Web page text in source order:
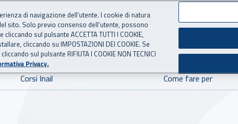
per l'Assicurazione
Corsi Inail Come fare per
di navigazione dell’utente. I cookie di natura
sito. Solo previo consenso dell’utente, possono
sul pulsante ACCETTA TUTTI I COOKIE,
cliccando su IMPOSTAZIONI DEI COOKIE. Se
sul pulsante RIFIUTA I COOKIE NON TECNICI
Privacy.